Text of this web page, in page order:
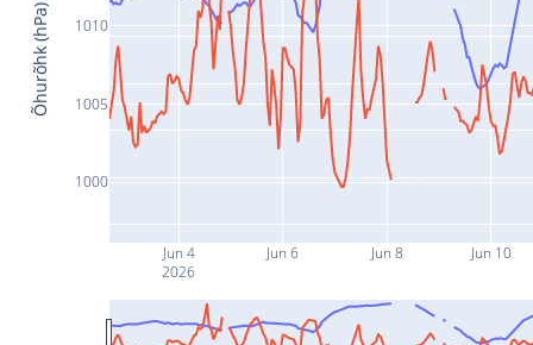
Jun 4
2026
Jun 6 Jun 8 Jun 10
1000
1005
1010
Õhurõhk (hPa)